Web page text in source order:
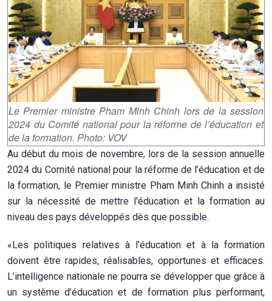
Le Premier ministre Pham Minh Chinh lors de la session
2024 du Comité national pour la réforme de l’éducation et
de la formation. Photo: VOV
Au début du mois de novembre, lors de la session annuelle
2024 du Comité national pour la réforme de l’éducation et de
la formation, le Premier ministre Pham Minh Chinh a insisté
sur la nécessité de mettre l'éducation et la formation au
niveau des pays développés dès que possible.
«Les politiques relatives à l'éducation et à la formation
doivent être rapides, réalisables, opportunes et efficaces.
L’intelligence nationale ne pourra se développer que grâce à
un système d’éducation et de formation plus performant,